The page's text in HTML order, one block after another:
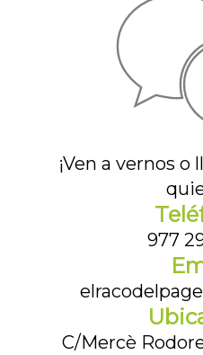
¡Ven a vernos
977
C/Mercè